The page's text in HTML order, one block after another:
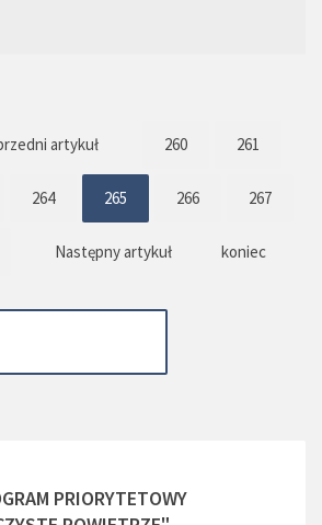
artykuł 260 261
264 265 266 267
Następny artykuł koniec
PRIORYTETOWY